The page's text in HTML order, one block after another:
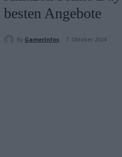
besten Angebote
By GamerInfos 7. Oktober 2024